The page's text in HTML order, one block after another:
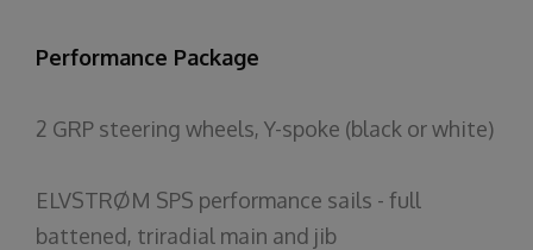
Performance Package
2 GRP steering wheels, Y-spoke (black or white)
ELVSTRØM SPS performance sails - full
battened, triradial main and jib